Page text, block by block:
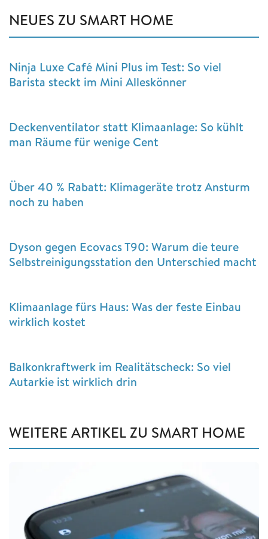
NEUES ZU SMART HOME
Ninja Luxe Café Mini Plus im Test: So viel
Barista steckt im Mini Alleskönner
Deckenventilator statt Klimaanlage: So kühlt
man Räume für wenige Cent
Über 40 % Rabatt: Klimageräte trotz Ansturm
noch zu haben
Dyson gegen Ecovacs T90: Warum die teure
Selbstreinigungsstation den Unterschied macht
Klimaanlage fürs Haus: Was der feste Einbau
wirklich kostet
Balkonkraftwerk im Realitätscheck: So viel
Autarkie ist wirklich drin
WEITERE ARTIKEL ZU SMART HOME